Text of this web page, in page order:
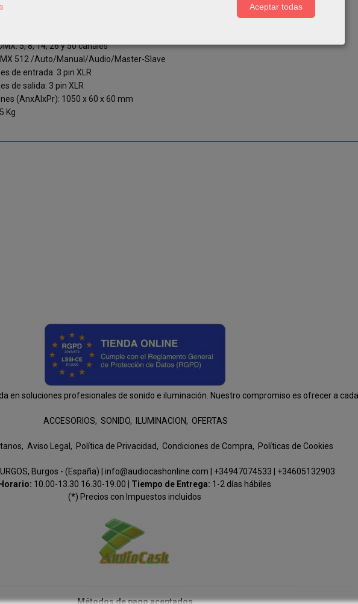
AC100-240 V 50/60 Hz + batería recargable
5, 8, 14, 26 y 50 canales
512 /Auto/Manual/Audio/Master-Slave
de entrada: 3 pin XLR
de salida: 3 pin XLR
(AnxAlxPr): 1050 x 60 x 60 mm
Kg
en soluciones profesionales de sonido e iluminación. Nuestro compromiso es ofrecer a cada
ACCESORIOS SONIDO ILUMINACION OFERTAS
Aviso Legal Política de Privacidad Condiciones de Compra Políticas de Cookies
Burgos - (España) | info@audiocashonline.com | +34947074533
+34605132903
Horario: 10.00-13.30 16.30-19.00 | Tiempo de Entrega: 1-2 días hábiles
(*) Precios con Impuestos incluidos
Métodos de pago aceptados
Aceptar todas